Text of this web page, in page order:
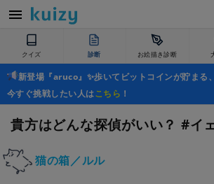
クイズ 診断 お絵描き診断
新登場『aruco』✨歩いてビットコインが貯まる
今すぐ挑戦したい人はこちら ！
貴方はどんな探偵がいい？ #イ
猫の箱／ルル